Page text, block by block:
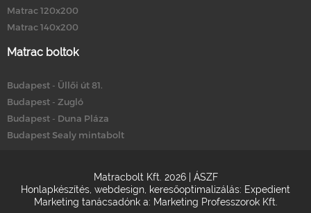
Matrac 120x200
Matrac 140x200
Matrac boltok
Budapest - Üllői út 81.
Budapest - Zugló
Budapest - Duna Pláza
Budapest Sealy mintabolt
Matracbolt Kft. 2026 | ÁSZF
Honlapkészítés webdesign keresőoptimalizálás: Expedient
Marketing tanácsadónk a: Marketing Professzorok Kft.